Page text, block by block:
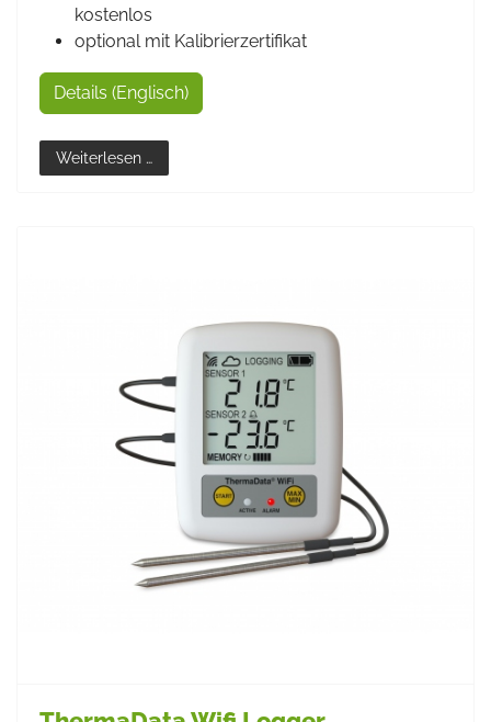
kostenlos
optional mit Kalibrierzertifikat
Details (Englisch)
Weiterlesen …